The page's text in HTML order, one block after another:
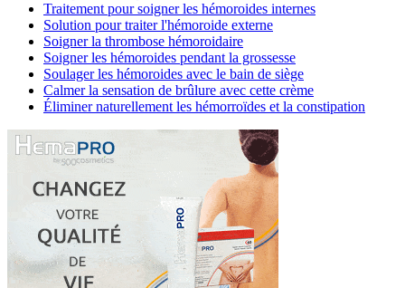
Traitement pour soigner les hémoroides internes
Solution pour traiter l'hémoroide externe
Soigner la thrombose hémoroidaire
Soigner les hémoroides pendant la grossesse
Soulager les hémoroides avec le bain de siège
Calmer la sensation de brûlure avec cette crème
Éliminer naturellement les hémorroïdes et la constipation